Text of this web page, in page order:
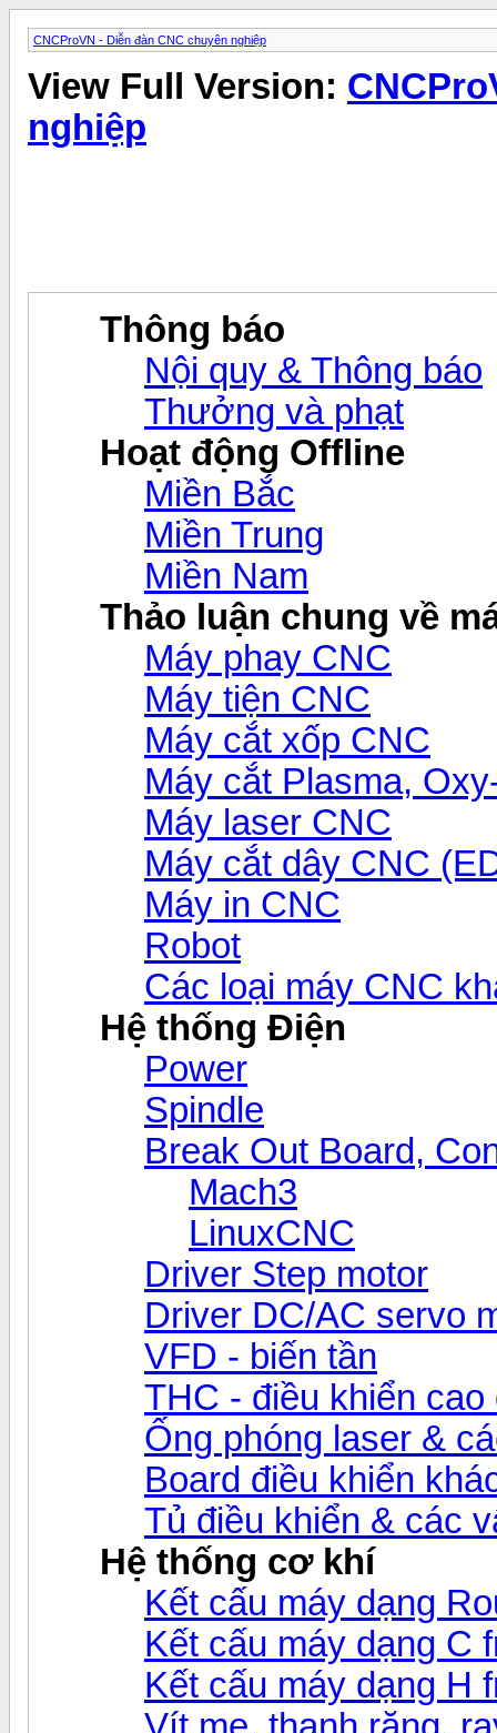
CNCProVN - Diễn đàn CNC chuyên nghiệp
View Full Version:
nghiệp
Thông báo
Nội quy & Thông báo
Thưởng và phạt
Hoạt động Offline
Miền Bắc
Miền Trung
Miền Nam
Thảo luận chung về
Máy phay CNC
Máy tiện CNC
Máy cắt xốp CNC
Máy cắt Plasma,
Máy laser CNC
Máy cắt dây CNC
Máy in CNC
Robot
Các loại máy CNC
Hệ thống Điện
Power
Spindle
Break Out Board,
Mach3
LinuxCNC
Driver Step motor
Driver DC/AC servo
VFD - biến tần
THC - điều khiển
Ống phóng laser &
Board điều khiển
Tủ điều khiển & các
Hệ thống cơ khí
Kết cấu máy dạng
Kết cấu máy dạng C
Kết cấu máy dạng H